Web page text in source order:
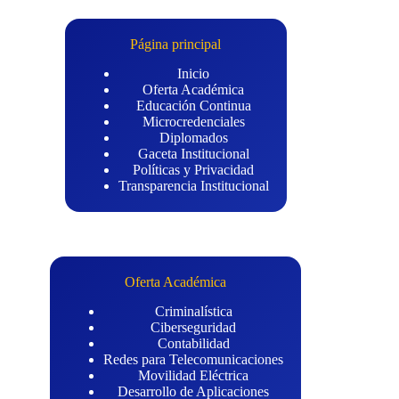
Página principal
Inicio
Oferta Académica
Educación Continua
Microcredenciales
Diplomados
Gaceta Institucional
Políticas y Privacidad
Transparencia Institucional
Oferta Académica
Criminalística
Ciberseguridad
Contabilidad
Redes para Telecomunicaciones
Movilidad Eléctrica
Desarrollo de Aplicaciones